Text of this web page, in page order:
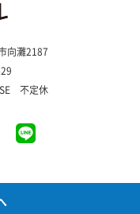
向灘2187
不定休